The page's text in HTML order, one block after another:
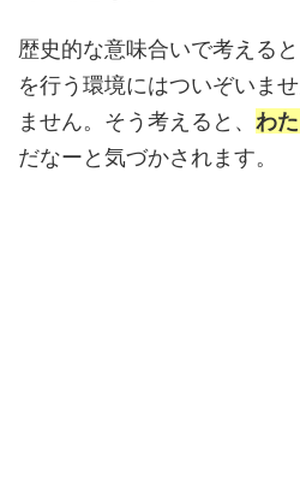
歴史的な意味合いで考える
を行う環境にはついぞいま
ません。そう考えると、 わ
だなーと気づかされます。